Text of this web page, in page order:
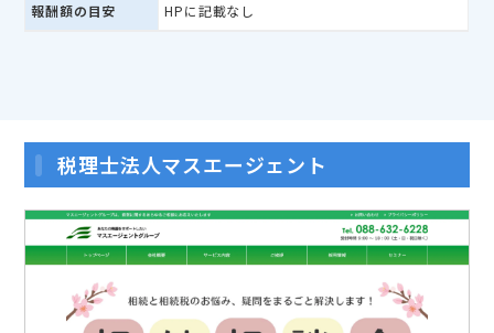
報酬額の目安 HPに記載なし
税理士法人マスエージェント